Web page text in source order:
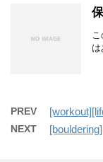
は
PREV
NEXT